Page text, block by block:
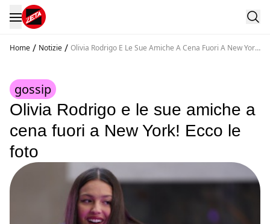
Home / Notizie / Olivia Rodrigo E Le Sue Amiche A Cena Fuori A New York
gossip
Olivia Rodrigo e le sue amiche a
cena fuori a New York! Ecco le
foto